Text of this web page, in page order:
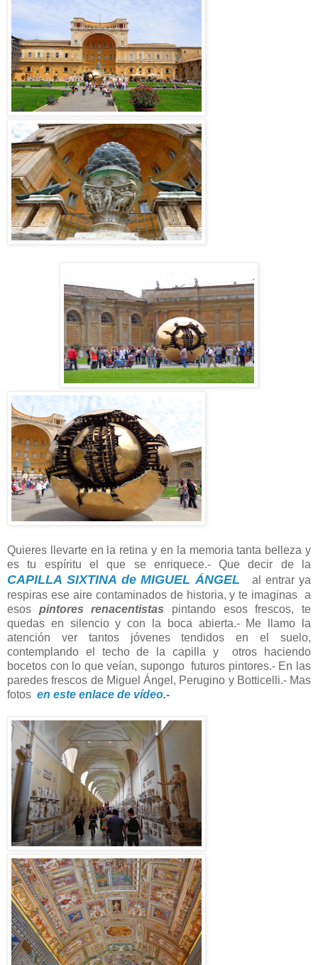
Quieres llevarte en la retina y en la memoria tanta belleza y
es tu espíritu el que se enriquece.- Que decir de la
CAPILLA SIXTINA de MIGUEL ÁNGEL al entrar ya
respiras ese aire contaminados de historia, y te imaginas a
esos pintores renacentistas pintando esos frescos, te
quedas en silencio y con la boca abierta.- Me llamo la
atención ver tantos jóvenes tendidos en el suelo,
contemplando el techo de la capilla y otros haciendo
bocetos con lo que veían, supongo futuros pintores.- En las
paredes frescos de Miguel Ángel, Perugino y Botticelli.- Mas
fotos en este enlace de vídeo.-